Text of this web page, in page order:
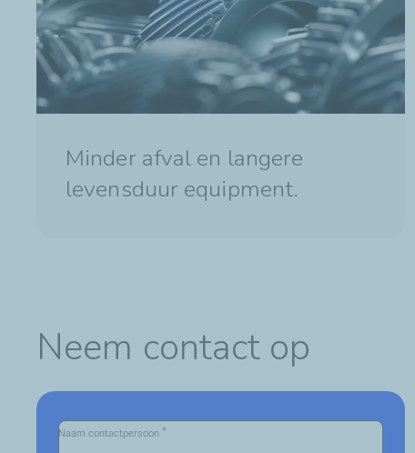
Minder afval en langere
levensduur equipment.
Neem contact op
Naam contactpersoon *